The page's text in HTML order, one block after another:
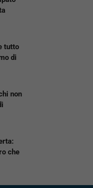
tutto
di
non
che